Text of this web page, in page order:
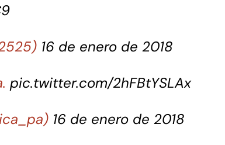
16 de enero de 2018
pic.twitter.com/2hFBtYSLAx
16 de enero de 2018